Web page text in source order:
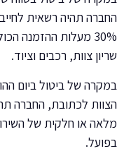
החברה תהיה רשאית
30% מעלות ההזמנה
שריון צוות, רכבים וציוד.
במקרה של ביטול ביום
הצוות לכתובת, החברה
מלאה או חלקית של
בפועל.